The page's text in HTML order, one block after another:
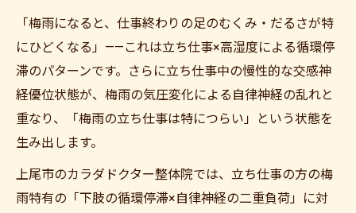
「梅雨になると、仕事終わりの足のむくみ・だるさが特
にひどくなる」——これは立ち仕事×高湿度による循環停
滞のパターンです。さらに立ち仕事中の慢性的な交感神
経優位状態が、梅雨の気圧変化による自律神経の乱れと
重なり、「梅雨の立ち仕事は特につらい」という状態を
生み出します。
上尾市のカラダドクター整体院では、立ち仕事の方の梅
雨特有の「下肢の循環停滞×自律神経の二重負荷」に対